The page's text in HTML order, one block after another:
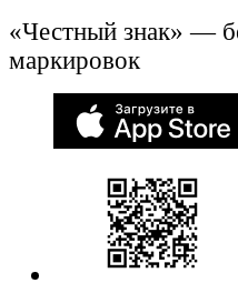
«Честный знак» —
маркировок